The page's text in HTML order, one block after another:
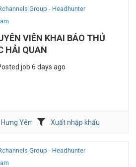
Group - Headhunter
VIÊN KHAI BÁO THỦ
HẢI QUAN
job 6 days ago
Hưng Yên Xuất nhập khẩu
Group - Headhunter